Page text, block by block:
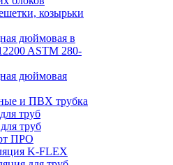
козырьки
дюймовая в
ASTM 280-
дюймовая
и ПВХ трубка
труб
труб
ПРО
K-FLEX